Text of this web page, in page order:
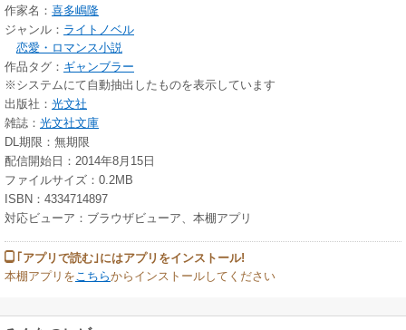
作家名： 喜多嶋隆
ジャンル： ライトノベル
恋愛・ロマンス小説
作品タグ： ギャンブラー
※システムにて自動抽出したものを表示しています
出版社： 光文社
雑誌： 光文社文庫
DL期限：無期限
配信開始日：2014年8月15日
ファイルサイズ：0.2MB
ISBN：4334714897
対応ビューア：ブラウザビューア、本棚アプリ
｢アプリで読む｣にはアプリをインストール!
本棚アプリを こちらからインストールしてください